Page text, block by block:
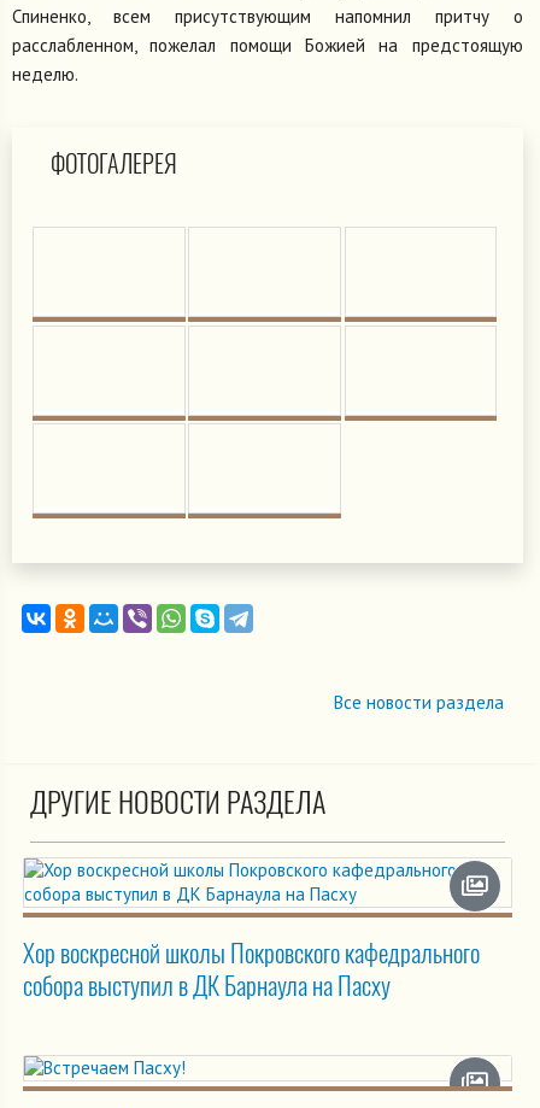
Спиненко, всем присутствующим напомнил притчу о
расслабленном, пожелал помощи Божией на предстоящую
неделю.
ФОТОГАЛЕРЕЯ
Все новости раздела
ДРУГИЕ НОВОСТИ РАЗДЕЛА
Хор воскресной школы Покровского кафедрального
собора выступил в ДК Барнаула на Пасху